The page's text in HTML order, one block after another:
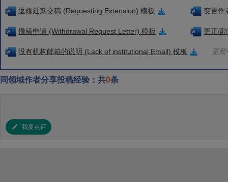
返修延期交稿 (Requesting Extension) 模板 变更作
撤稿申请 (Withdrawal Request Letter) 模板 更正/
没有机构邮箱的说明 (Lack of institutional Email) 模板 更
同领域作者分享投稿经验：共0条
我要点评